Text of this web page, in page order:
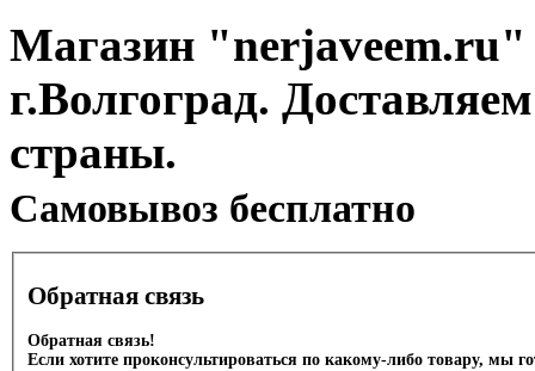
Магазин "nerjaveem.ru"
г.Волгоград.
страны.
Cамовывоз бесплатно
Обратная связь
Обратная связь!
Если хотите проконсультироваться по какому-либо товару, мы